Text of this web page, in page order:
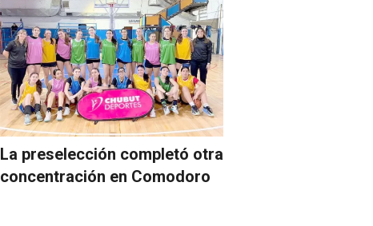
La preselección completó otra
concentración en Comodoro